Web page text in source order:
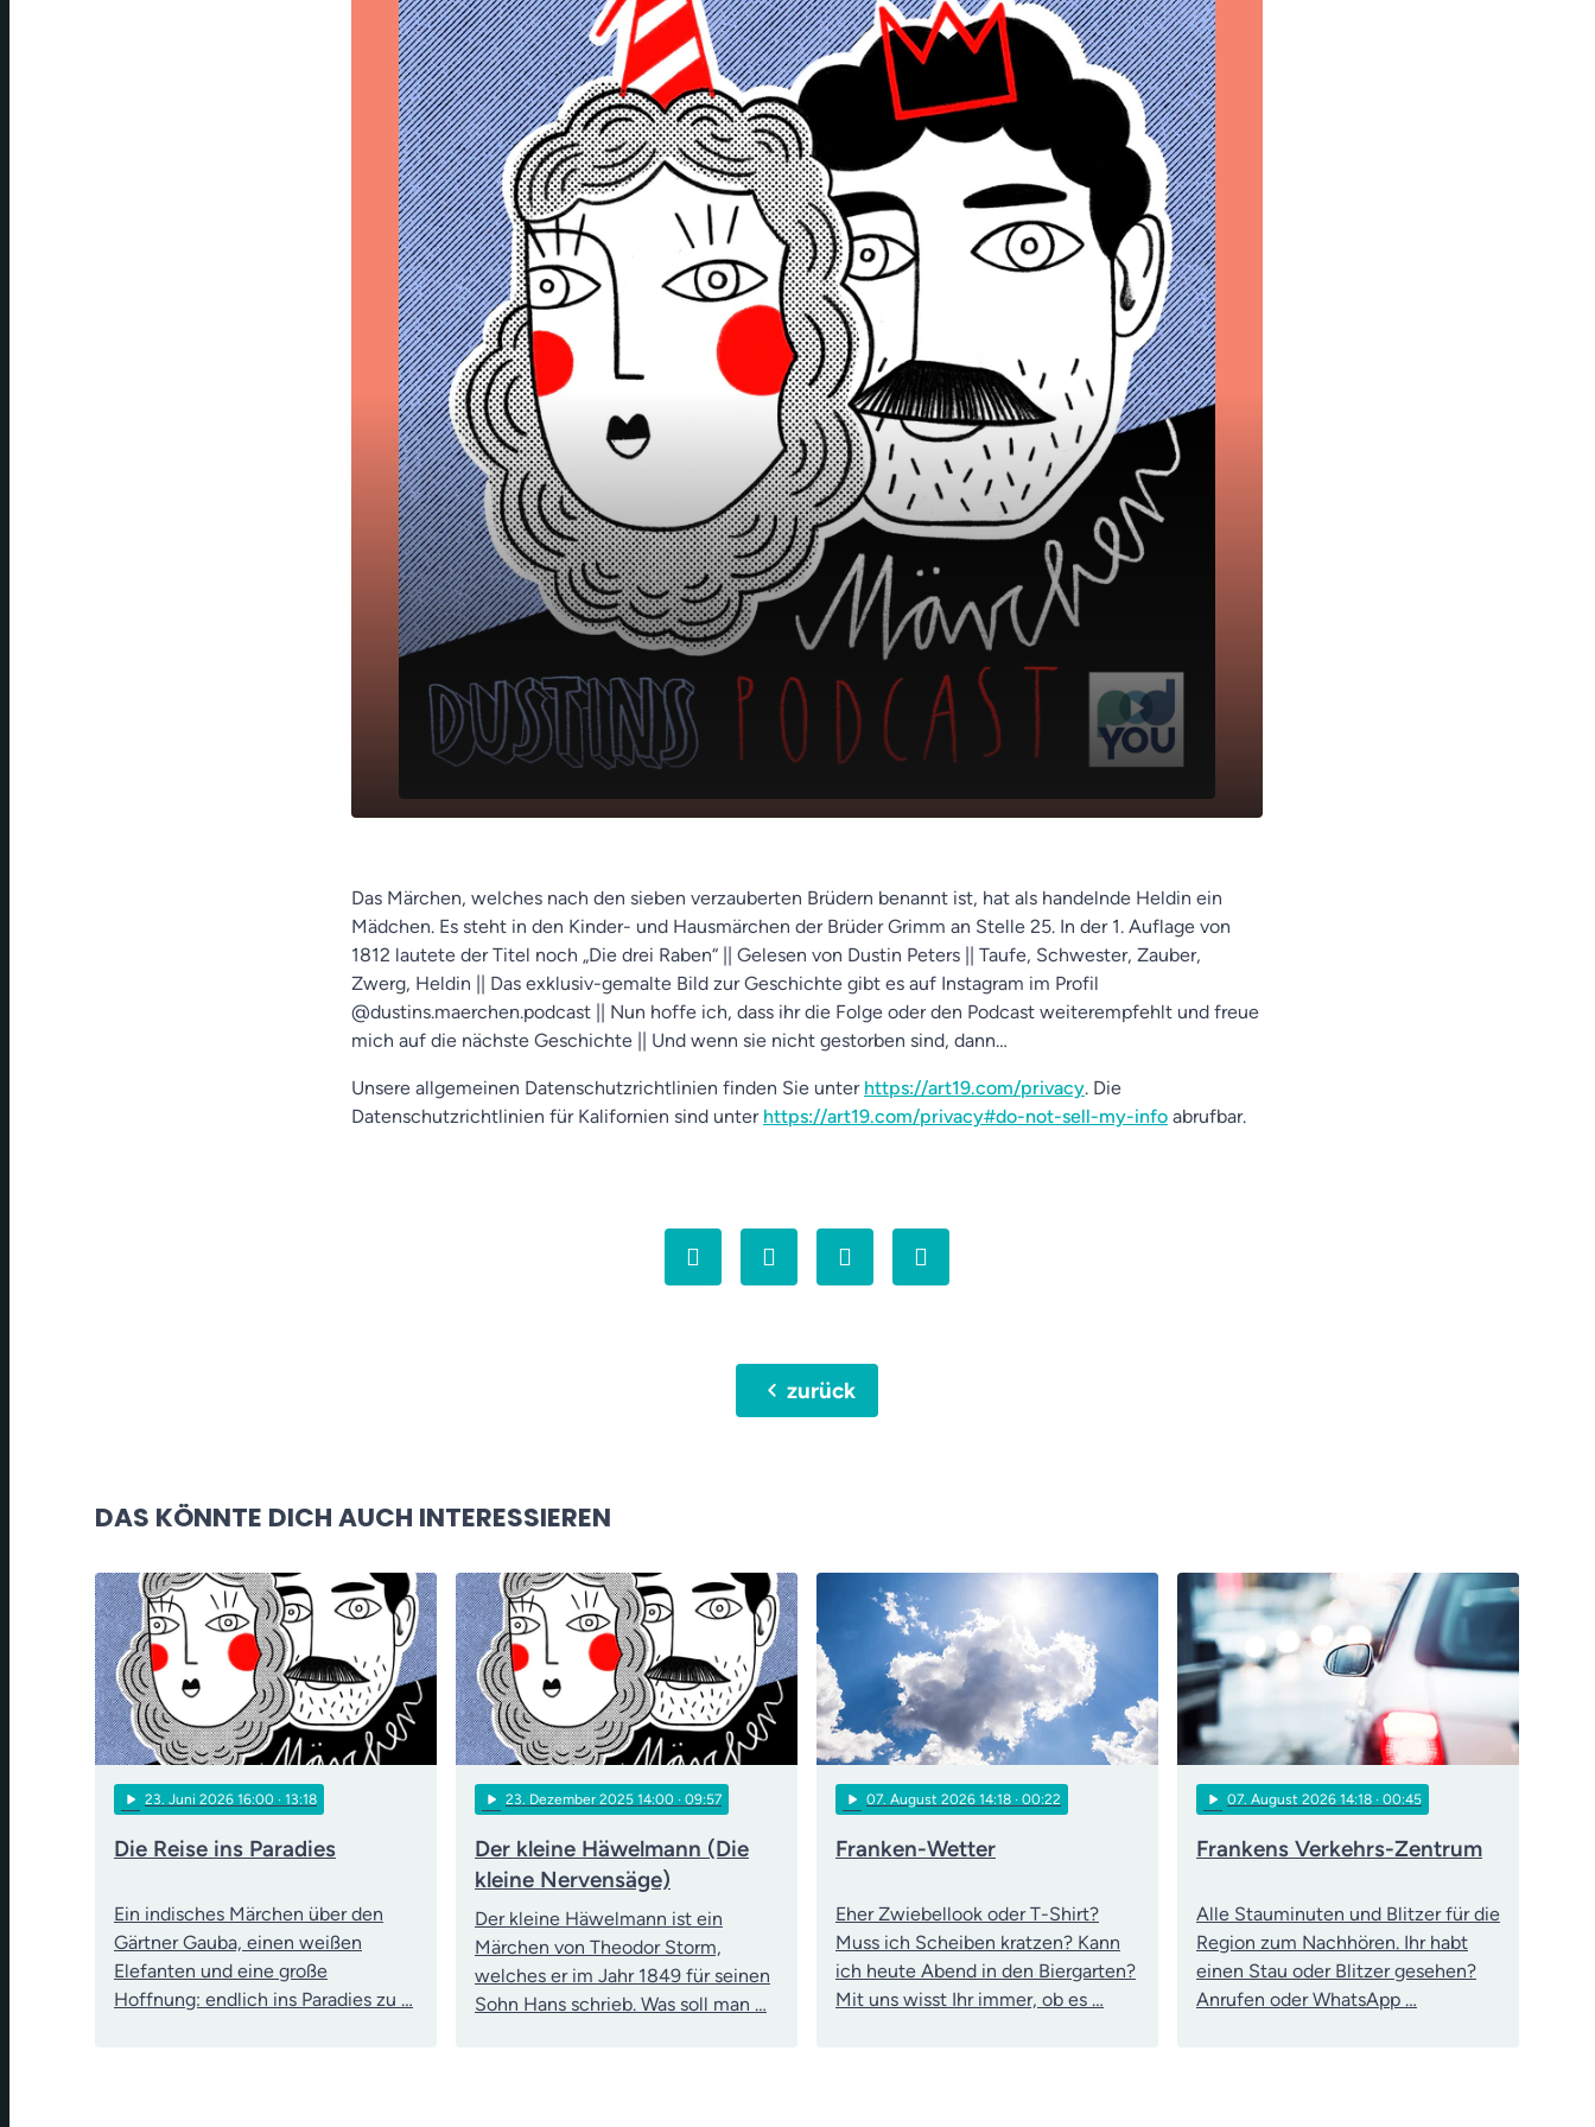
Das Märchen, welches nach den sieben verzauberten Brüdern benannt ist, hat als handelnde Heldin ein
Mädchen. Es steht in den Kinder- und Hausmärchen der Brüder Grimm an Stelle 25. In der 1. Auflage von
1812 lautete der Titel noch „Die drei Raben“ || Gelesen von Dustin Peters || Taufe, Schwester, Zauber,
Zwerg, Heldin || Das exklusiv-gemalte Bild zur Geschichte gibt es auf Instagram im Profil
@dustins.maerchen.podcast || Nun hoffe ich, dass ihr die Folge oder den Podcast weiterempfehlt und freue
mich auf die nächste Geschichte || Und wenn sie nicht gestorben sind, dann…
Unsere allgemeinen Datenschutzrichtlinien finden Sie unter https://art19.com/privacy. Die
Datenschutzrichtlinien für Kalifornien sind unter https://art19.com/privacy#do-not-sell-my-info abrufbar.
chevron_leftzurück
DAS KÖNNTE DICH AUCH INTERESSIEREN
play_arrow 23 . Juni 2026 16:00 · 13:18
Die Reise ins Paradies
Ein indisches Märchen über den
Gärtner Gauba, einen weißen
Elefanten und eine große
Hoffnung: endlich ins Paradies zu …
play_arrow 23 . Dezember 2025 14:00 · 09:57
Der kleine Häwelmann (Die
kleine Nervensäge)
Der kleine Häwelmann ist ein
Märchen von Theodor Storm,
welches er im Jahr 1849 für seinen
Sohn Hans schrieb. Was soll man …
play_arrow 07 . August 2026 14:18 · 00:22
Franken-Wetter
Eher Zwiebellook oder T-Shirt?
Muss ich Scheiben kratzen? Kann
ich heute Abend in den Biergarten?
Mit uns wisst Ihr immer, ob es …
play_arrow 07 . August 2026 14:18 · 00:45
Frankens Verkehrs-Zentrum
Alle Stauminuten und Blitzer für die
Region zum Nachhören. Ihr habt
einen Stau oder Blitzer gesehen?
Anrufen oder WhatsApp …